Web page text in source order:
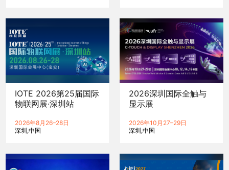
IOTE 2026第25届国际
物联网展·深圳站
2026年8月26–28日
深圳 中国
2026深圳国际全触与
显示展
2026年10月27–29日
深圳 中国